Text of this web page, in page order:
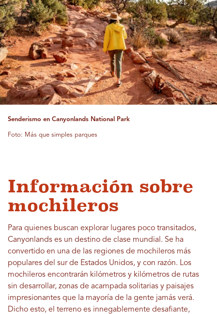
Senderismo en Canyonlands National Park
Foto: Más que simples parques
Información sobre
mochileros
Para quienes buscan explorar lugares poco transitados,
Canyonlands es un destino de clase mundial. Se ha
convertido en una de las regiones de mochileros más
populares del sur de Estados Unidos, y con razón. Los
mochileros encontrarán kilómetros y kilómetros de rutas
sin desarrollar, zonas de acampada solitarias y paisajes
impresionantes que la mayoría de la gente jamás verá.
Dicho esto, el terreno es innegablemente desafiante,